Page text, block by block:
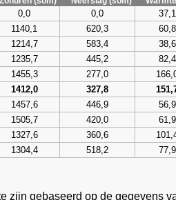
0,0 0,0 37,1
1140,1 620,3 60,8
1214,7 583,4 38,6
1235,7 445,2 82,4
1455,3 277,0
1412,0 327,8
1457,6 446,9 56,9
1505,7 420,0 61,9
1327,6 360,6
1304,4 518,2 77,9
zijn gebaseerd op de gegevens